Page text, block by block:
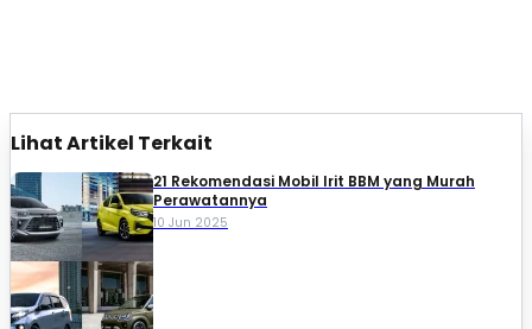
Lihat Artikel Terkait
21 Rekomendasi Mobil Irit BBM yang Murah
Perawatannya
10 Jun 2025